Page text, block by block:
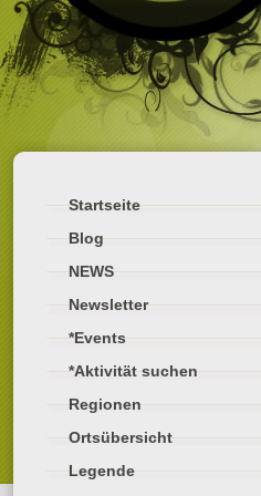
Startseite
Blog
NEWS
Newsletter
*Events
*Aktivität suchen
Regionen
Ortsübersicht
Legende